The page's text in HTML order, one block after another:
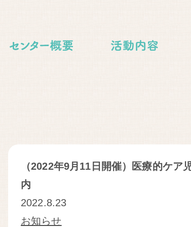
（2022年9月11日開催）医療的ケ
内
2022.8.23
お知らせ